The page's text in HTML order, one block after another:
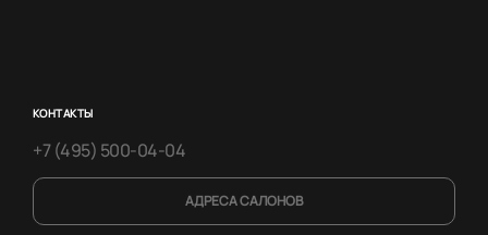
КОНТАКТЫ
+7 (495) 500-04-04
АДРЕСА САЛОНОВ